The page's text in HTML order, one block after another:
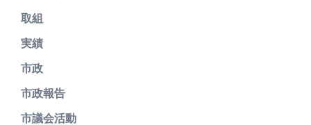
取組
実績
市政
市政報告
市議会活動